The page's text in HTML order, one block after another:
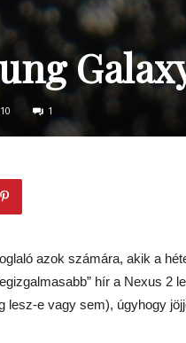
1
azok számára, akik a
hír a Nexus 2
lesz-e vagy sem), úgyhogy